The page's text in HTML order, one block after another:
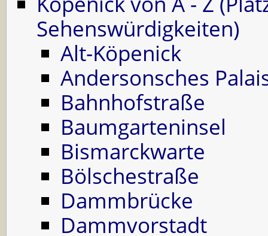
Sehenswürdigkeiten)
Alt-Köpenick
Andersonsches
Bahnhofstraße
Baumgarteninsel
Bismarckwarte
Bölschestraße
Dammbrücke
Dammvorstadt